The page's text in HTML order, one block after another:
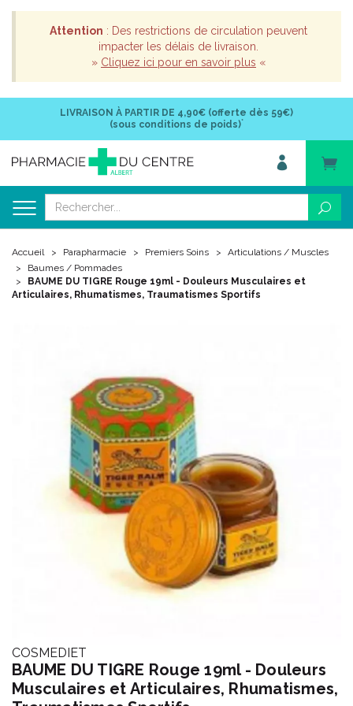
Attention : Des restrictions de circulation peuvent
impacter les délais de livraison.
» Cliquez ici pour en savoir plus «
LIVRAISON À PARTIR DE 4,90€ (offerte dès 59€)
(sous conditions de poids)*
Accueil Parapharmacie Premiers Soins
Articulations / Muscles
Baumes / Pommades
BAUME DU TIGRE Rouge 19ml - Douleurs Musculaires et
Articulaires, Rhumatismes, Traumatismes Sportifs
COSMEDIET
BAUME DU TIGRE Rouge 19ml - Douleurs
Musculaires et Articulaires, Rhumatismes,